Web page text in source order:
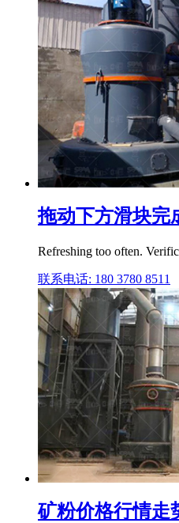
拖动下方滑块完
Refreshing too often.
联系电话: 180 3780 8511
矿粉价格行情走